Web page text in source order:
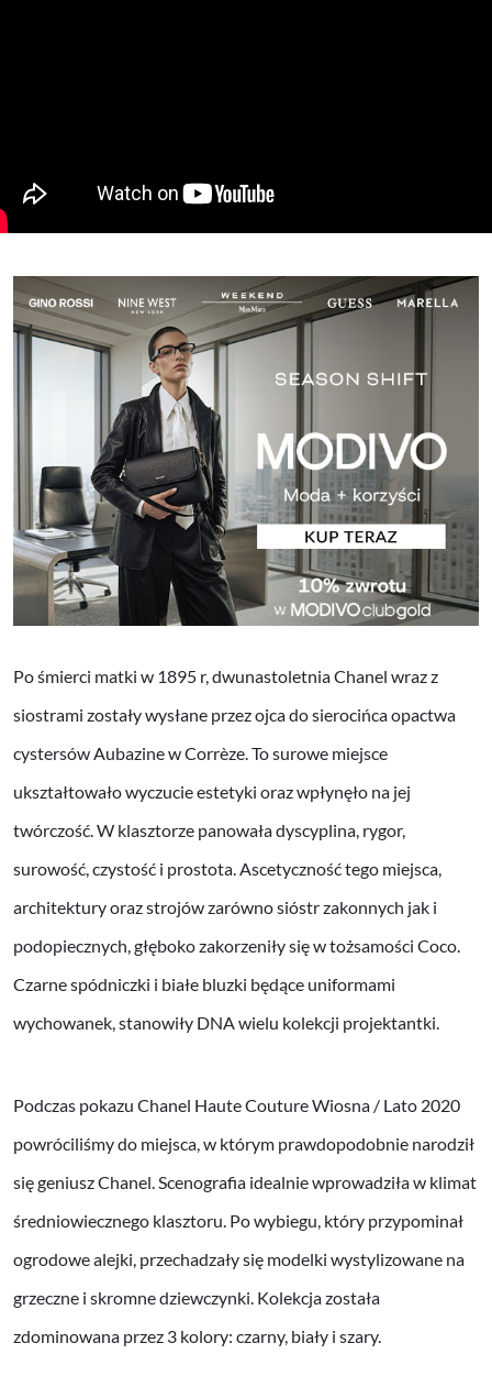
Po śmierci matki w 1895 r, dwunastoletnia Chanel wraz z
siostrami zostały wysłane przez ojca do sierocińca opactwa
cystersów Aubazine w Corrèze. To surowe miejsce
ukształtowało wyczucie estetyki oraz wpłynęło na jej
twórczość. W klasztorze panowała dyscyplina, rygor,
surowość, czystość i prostota. Ascetyczność tego miejsca,
architektury oraz strojów zarówno sióstr zakonnych jak i
podopiecznych, głęboko zakorzeniły się w tożsamości Coco.
Czarne spódniczki i białe bluzki będące uniformami
wychowanek, stanowiły DNA wielu kolekcji projektantki.
Podczas pokazu Chanel Haute Couture Wiosna / Lato 2020
powróciliśmy do miejsca, w którym prawdopodobnie narodził
się geniusz Chanel. Scenografia idealnie wprowadziła w klimat
średniowiecznego klasztoru. Po wybiegu, który przypominał
ogrodowe alejki, przechadzały się modelki wystylizowane na
grzeczne i skromne dziewczynki. Kolekcja została
zdominowana przez 3 kolory: czarny, biały i szary.